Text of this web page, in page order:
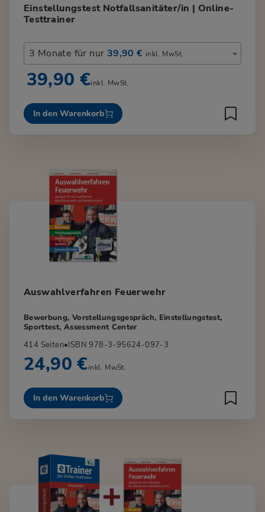
Einstellungstest Notfallsanitäter/in | Online-
Testtrainer
3 Monate für nur 39,90 € inkl. MwSt.
39,90 €inkl. MwSt.
In den Warenkorb
Auswahlverfahren Feuerwehr
Bewerbung, Vorstellungsgespräch, Einstellungstest,
Sporttest, Assessment Center
414 Seiten•ISBN 978-3-95624-097-3
24,90 €inkl. MwSt.
In den Warenkorb